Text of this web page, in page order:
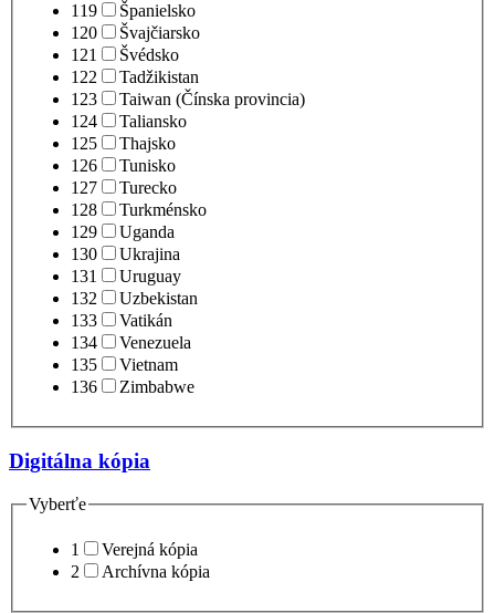
119
Španielsko
120
Švajčiarsko
121
Švédsko
122
Tadžikistan
123
Taiwan (Čínska provincia)
124
Taliansko
125
Thajsko
126
Tunisko
127
Turecko
128
Turkménsko
129
Uganda
130
Ukrajina
131
Uruguay
132
Uzbekistan
133
Vatikán
134
Venezuela
135
Vietnam
136
Zimbabwe
Digitálna kópia
Vyberťe
1
Verejná kópia
2
Archívna kópia